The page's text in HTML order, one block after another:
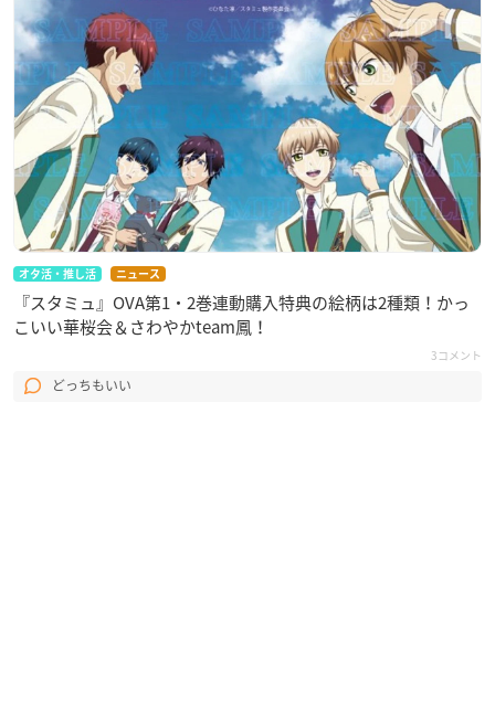
オタ活・推し活 ニュース
『スタミュ』OVA第1・2巻連動購入特典の絵柄は2種類！かっ
こいい華桜会＆さわやかteam鳳！
3コメント
どっちもいい